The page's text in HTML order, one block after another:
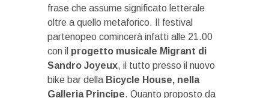
frase che assume significato letterale
oltre a quello metaforico. Il festival
partenopeo comincerà infatti alle 21.00
con il progetto musicale Migrant di
Sandro Joyeux, il tutto presso il nuovo
bike bar della Bicycle House, nella
Galleria Principe. Quanto proposto da